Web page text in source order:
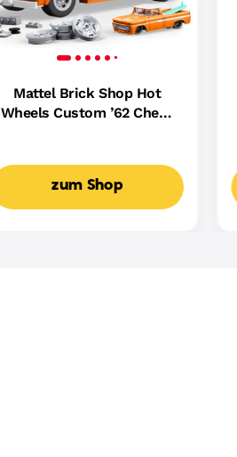
Mattel Brick Shop Hot
Wheels Custom ’62 Chevy
zum Shop